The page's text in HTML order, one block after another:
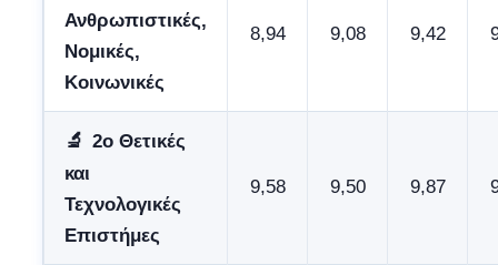
Ανθρωπιστικές,
Νομικές,
Κοινωνικές
8,94 9,08 9,42
🔬 2ο Θετικές
και
Τεχνολογικές
Επιστήμες
9,58 9,50 9,87